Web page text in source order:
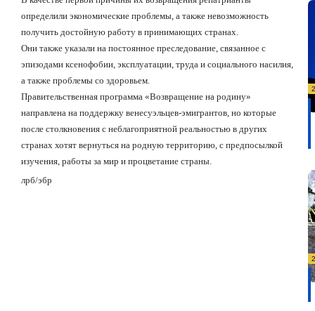
определили экономические проблемы, а также невозможность
получить достойную работу в принимающих странах.
Они также указали на постоянное преследование, связанное с
эпизодами ксенофобии, эксплуатации, труда и социального насилия,
а также проблемы со здоровьем.
Правительственная программа «Возвращение на родину»
направлена на поддержку венесуэльцев-эмигрантов, но которые
после столкновения с неблагоприятной реальностью в других
странах хотят вернуться на родную территорию, с предпосылкой
изучения, работы за мир и процветание страны.
лрб/эбр